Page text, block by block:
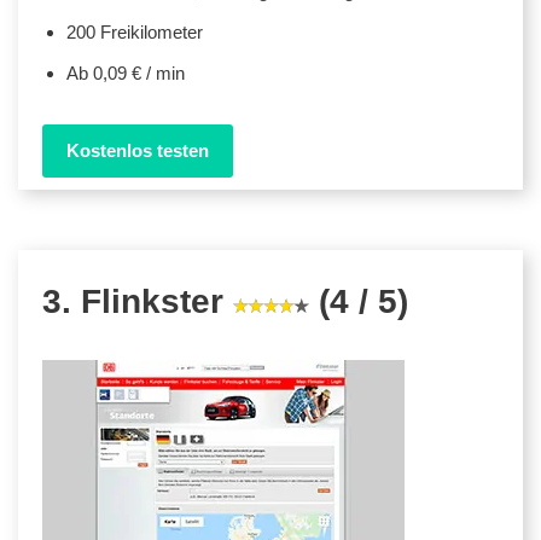
200 Freikilometer
Ab 0,09 € / min
Kostenlos testen
3. Flinkster (4 / 5)